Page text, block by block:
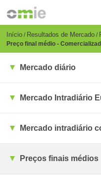
para
conteúdo
principal
Breadcrumb
Início Resultados de Mercado
Preço final médio -
Mercado diário
Mercado Intradiário
Mercado intradiário
Preços finais médios